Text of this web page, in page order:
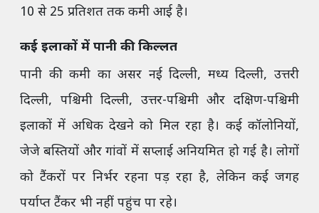
10 से 25 प्रतिशत तक कमी आई है।
कई इलाकों में पानी की किल्लत
पानी की कमी का असर नई दिल्ली, मध्य दिल्ली, उत्तरी
दिल्ली, पश्चिमी दिल्ली, उत्तर-पश्चिमी और दक्षिण-पश्चिमी
इलाकों में अधिक देखने को मिल रहा है। कई कॉलोनियों,
जेजे बस्तियों और गांवों में सप्लाई अनियमित हो गई है। लोगों
को टैंकरों पर निर्भर रहना पड़ रहा है, लेकिन कई जगह
पर्याप्त टैंकर भी नहीं पहुंच पा रहे।